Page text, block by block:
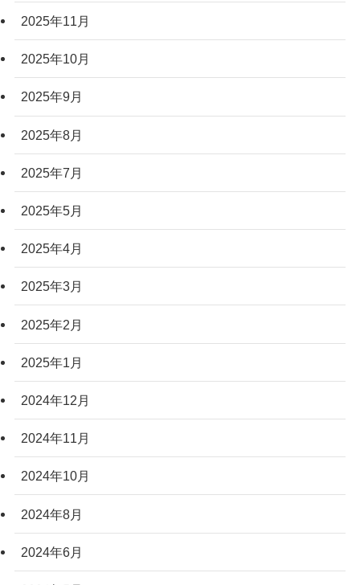
2025年11月
2025年10月
2025年9月
2025年8月
2025年7月
2025年5月
2025年4月
2025年3月
2025年2月
2025年1月
2024年12月
2024年11月
2024年10月
2024年8月
2024年6月